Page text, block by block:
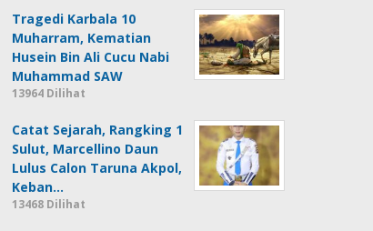
Tragedi Karbala 10
Muharram, Kematian
Husein Bin Ali Cucu Nabi
Muhammad SAW
13964 Dilihat
Catat Sejarah, Rangking 1
Sulut, Marcellino Daun
Lulus Calon Taruna Akpol,
Keban…
13468 Dilihat